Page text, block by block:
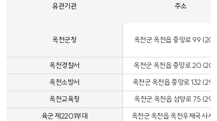
유관기관 주소
옥천군청 옥천군 옥천읍 중앙로 99
옥천경찰서
옥천군 옥천읍 중앙로 20
옥천소방서
옥천군 옥천읍 중앙로 132
옥천교육청
옥천군 옥천읍 삼양로 75
육군 제2201부대
옥천군 옥천읍 옥천우체국 사서